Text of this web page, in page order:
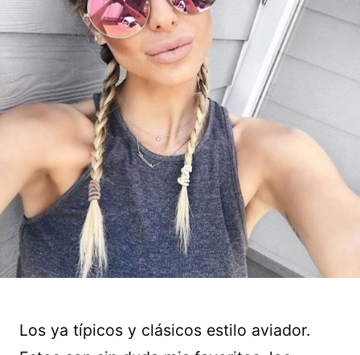
Los ya típicos y clásicos estilo aviador.